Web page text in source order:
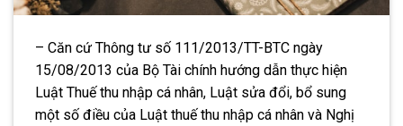
– Căn cứ Thông tư số 111/2013/TT-BTC ngày
15/08/2013 của Bộ Tài chính hướng dẫn thực hiện
Luật Thuế thu nhập cá nhân, Luật sửa đổi, bổ sung
một số điều của Luật thuế thu nhập cá nhân và Nghị